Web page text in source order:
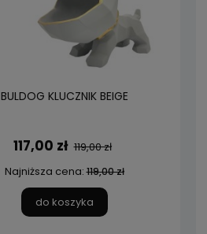
BULDOG KLUCZNIK BEIGE
117,00 zł 119,00 zł
Najniższa cena:119,00 zł
do koszyka